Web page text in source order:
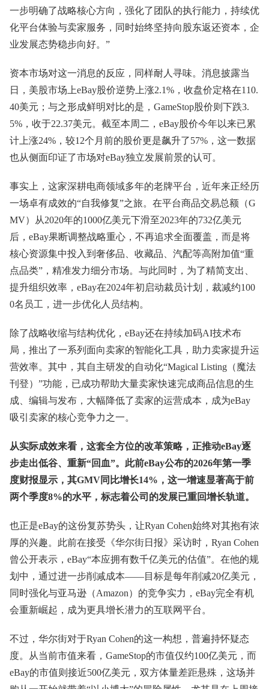
一步明确了战略核心方向，强化了团队的执行能力，持续优
化平台体验与卖家服务，同时始终坚持向股东返还资本，企
业发展态势稳步向好。”
资本市场对这一消息的反应，同样耐人寻味。消息披露当
日，美股市场上eBay股价逆势上涨2.1%，收盘价定格在110.
40美元；与之形成鲜明对比的是，GameStop股价则下跌3.
5%，收于22.37美元。截至本周二，eBay股价今年以来已累
计上涨24%，较12个月前的股价更是飙升了57%，这一数据
也从侧面印证了市场对eBay独立发展前景的认可。
事实上，这家深耕电商领域多年的老牌平台，近年来正经历
一场卓有成效的“自我修复”之旅。在平台商品交易总额（G
MV）从2020年的1000亿美元下滑至2023年的732亿美元
后，eBay果断调整战略重心，不再追求全面覆盖，而是将
核心资源集中投入到奢侈品、收藏品、汽配等高附加值“重
点品类”，精准发力细分市场。与此同时，为了精简支出、
提升组织效率，eBay在2024年初启动裁员计划，裁减约100
0名员工，进一步优化人员结构。
除了战略收缩与结构优化，eBay还在持续加码AI技术布
局，推出了一系列面向卖家的智能化工具，助力卖家提升运
营效率。其中，其自主研发的自动化“Magical Listing（魔法
刊登）”功能，已成功帮助大量卖家快速完成商品信息的生
成、编辑与发布，大幅降低了卖家的运营成本，成为eBay
吸引卖家的核心竞争力之一。
从实际成效来看，这套全方位的改革策略，正推动eBay逐
步走出低谷、重新“回血”。此前eBay公布的2026年第一季
度财报显示，其GMV同比增长14%，这一增速显著高于前
两个季度8%的水平，标志着公司的发展已重回增长轨道。
也正是eBay的这份复苏势头，让Ryan Cohen始终对其抱有浓
厚的兴趣。此前在接受《华尔街日报》采访时，Ryan Cohen
曾公开表示，eBay“本应拥有数千亿美元的估值”。在他的规
划中，通过进一步削减成本——目标是每年削减20亿美元，
同时强化与亚马逊（Amazon）的竞争实力，eBay完全有机
会重新崛起，成为更具增长潜力的互联网平台。
不过，华尔街对于Ryan Cohen的这一构想，普遍持怀疑态
度。从当前市值来看，GameStop的市值仅约100亿美元，而
eBay的市值则接近500亿美元，双方体量差距悬殊，这场并